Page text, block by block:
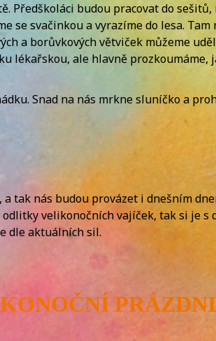
Předškoláci budou pracovat do
se svačinkou a vyrazíme do lesa.
a borůvkových větviček můžeme
lékařskou, ale hlavně prozkoumáme,
Snad na nás mrkne sluníčko a
tak nás budou provázet i dnešním
velikonočních vajíček, tak si je
dle aktuálních sil.